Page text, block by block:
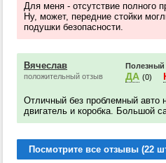
Для меня - отсутствие полного
Ну, может, передние стойки
подушки безопасности.
Вячеслав
положительный отзыв
Полезный
ДА (0)
Отличный без проблемный
двигатель и коробка. Большой
Посмотрите все отзывы (22